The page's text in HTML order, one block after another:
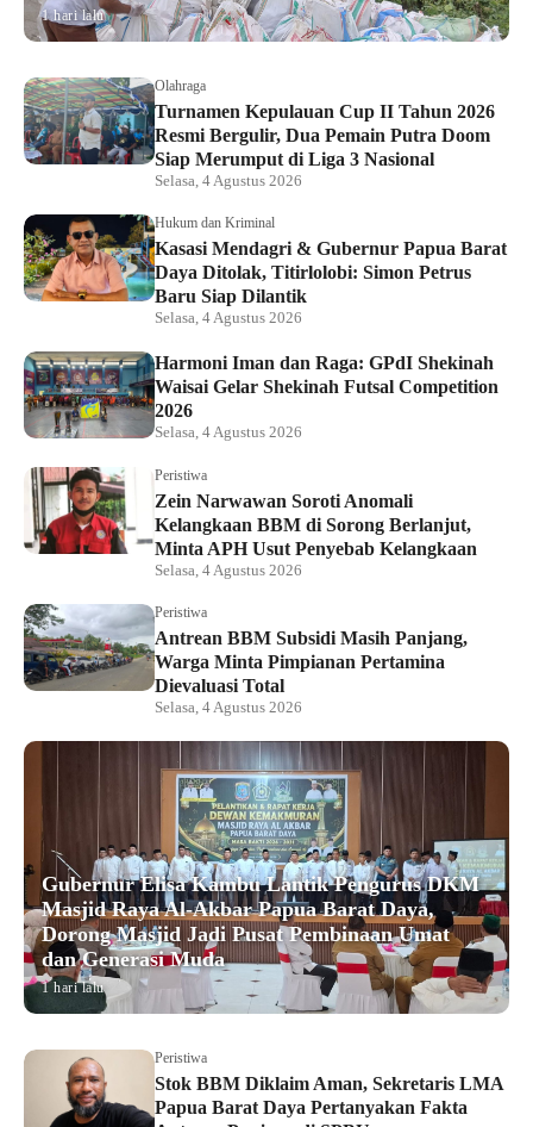
1 hari lalu
Olahraga
Turnamen Kepulauan Cup II Tahun 2026
Resmi Bergulir, Dua Pemain Putra Doom
Siap Merumput di Liga 3 Nasional
Selasa, 4 Agustus 2026
Hukum dan Kriminal
Kasasi Mendagri & Gubernur Papua Barat
Daya Ditolak, Titirlolobi: Simon Petrus
Baru Siap Dilantik
Selasa, 4 Agustus 2026
Harmoni Iman dan Raga: GPdI Shekinah
Waisai Gelar Shekinah Futsal Competition
2026
Selasa, 4 Agustus 2026
Peristiwa
Zein Narwawan Soroti Anomali
Kelangkaan BBM di Sorong Berlanjut,
Minta APH Usut Penyebab Kelangkaan
Selasa, 4 Agustus 2026
Peristiwa
Antrean BBM Subsidi Masih Panjang,
Warga Minta Pimpianan Pertamina
Dievaluasi Total
Selasa, 4 Agustus 2026
Gubernur Elisa Kambu Lantik Pengurus DKM
Masjid Raya Al-Akbar Papua Barat Daya,
Dorong Masjid Jadi Pusat Pembinaan Umat
dan Generasi Muda
1 hari lalu
Peristiwa
Stok BBM Diklaim Aman, Sekretaris LMA
Papua Barat Daya Pertanyakan Fakta